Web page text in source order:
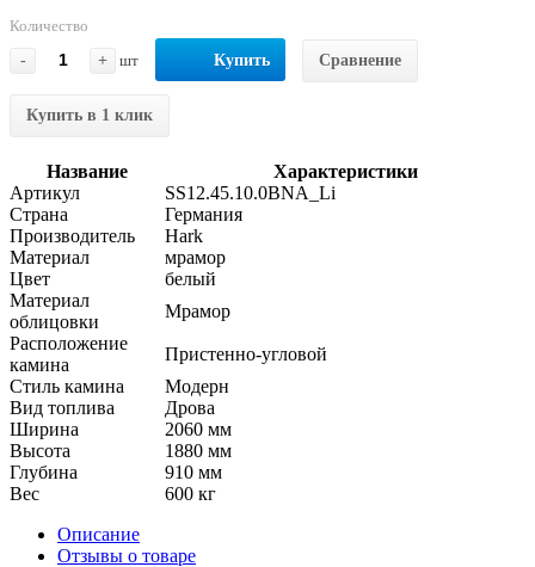
Количество
-
+ шт Купить Сравнение
Купить в 1 клик
Название
Характеристики
Артикул
SS12.45.10.0BNA_Li
Страна
Германия
Производитель
Hark
Материал
мрамор
Цвет
белый
Материал
облицовки
Мрамор
Расположение
камина
Пристенно-угловой
Стиль камина
Модерн
Вид топлива
Дрова
Ширина
2060 мм
Высота
1880 мм
Глубина
910 мм
Вес
600 кг
Описание
Отзывы о товаре